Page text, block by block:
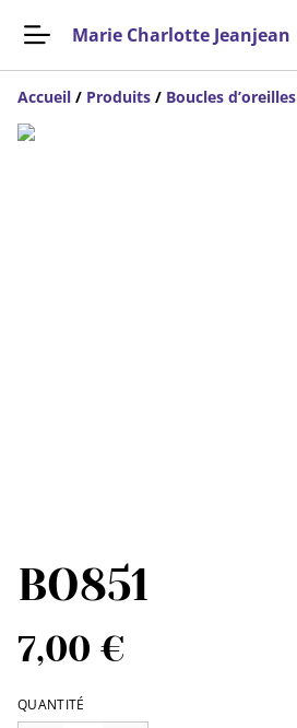
Marie Charlotte Jeanjean
Accueil / Produits / Boucles d’oreilles
BO851
7,00 €
QUANTITÉ